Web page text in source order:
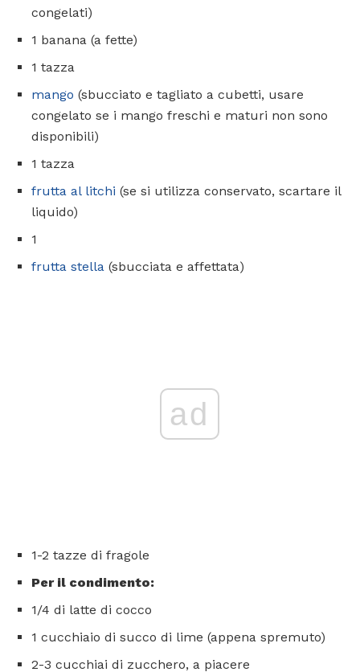
congelati)
1 banana (a fette)
1 tazza
mango (sbucciato e tagliato a cubetti, usare
congelato se i mango freschi e maturi non sono
disponibili)
1 tazza
frutta al litchi (se si utilizza conservato, scartare il
liquido)
1
frutta stella (sbucciata e affettata)
ad
1-2 tazze di fragole
Per il condimento:
1/4 di latte di cocco
1 cucchiaio di succo di lime (appena spremuto)
2-3 cucchiai di zucchero, a piacere